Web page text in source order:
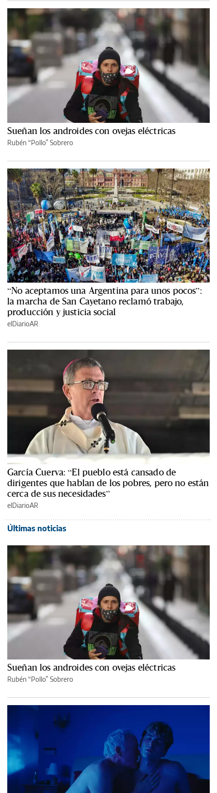
Sueñan los androides con ovejas eléctricas
Rubén “Pollo” Sobrero
“No aceptamos una Argentina para unos pocos”:
la marcha de San Cayetano reclamó trabajo,
producción y justicia social
elDiarioAR
García Cuerva: “El pueblo está cansado de
dirigentes que hablan de los pobres, pero no están
cerca de sus necesidades”
elDiarioAR
Últimas noticias
Sueñan los androides con ovejas eléctricas
Rubén “Pollo” Sobrero